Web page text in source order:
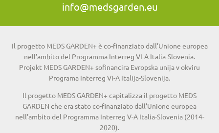
info@medsgarden.eu
Il progetto MEDS GARDEN+ è co-finanziato dall’Unione europea
nell’ambito del Programma Interreg VI-A Italia-Slovenia.
Projekt MEDS GARDEN+ sofinancira Evropska unija v okviru
Programa Interreg VI-A Italija-Slovenija.
Il progetto MEDS GARDEN+ capitalizza il progetto MEDS
GARDEN che era stato co-finanziato dall’Unione europea
nell’ambito del Programma Interreg V-A Italia-Slovenia (2014-
2020).